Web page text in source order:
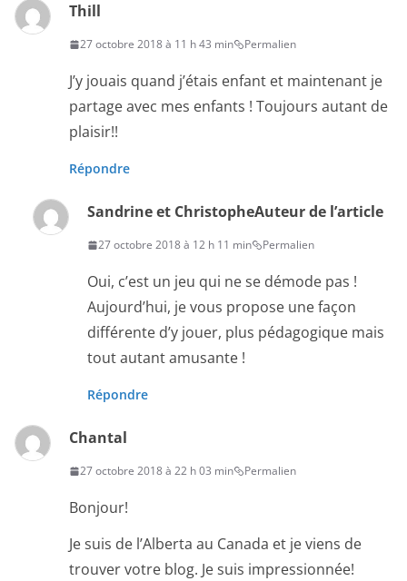
Thill
27 octobre 2018 à 11 h 43 min Permalien
J’y jouais quand j’étais enfant et maintenant je
partage avec mes enfants ! Toujours autant de
plaisir!!
Répondre
Sandrine et ChristopheAuteur de l’article
27 octobre 2018 à 12 h 11 min Permalien
Oui, c’est un jeu qui ne se démode pas !
Aujourd’hui, je vous propose une façon
différente d’y jouer, plus pédagogique mais
tout autant amusante !
Répondre
Chantal
27 octobre 2018 à 22 h 03 min Permalien
Bonjour!
Je suis de l’Alberta au Canada et je viens de
trouver votre blog. Je suis impressionnée!